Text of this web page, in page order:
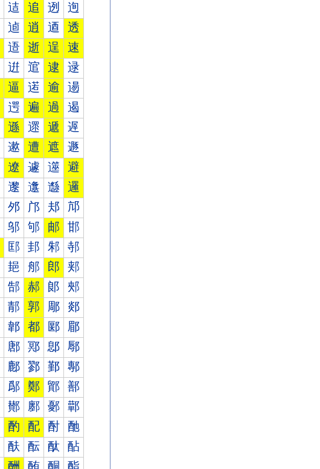
迼 追 迾 迿
逌 逍 逎 透
逜 逝 逞 速
逬 逭 逮 逯
逼 逽 逾 逿
遌 遍 過 遏
遜 遝 遞 遟
遬 遭 遮 遯
遼 遽 遾 避
邌 邍 邎 邏
邜 邝 邞 邟
邬 邭 邮 邯
邼 邽 邾 邿
郌 郍 郎 郏
郜 郝 郞 郟
郬 郭 郮 郯
郼 都 郾 郿
鄌 鄍 鄎 鄏
鄜 鄝 鄞 鄟
鄬 鄭 鄮 鄯
鄼 鄽 鄾 鄿
酌 配 酎 酏
酜 酝 酞 酟
酬 酭 酮 酯